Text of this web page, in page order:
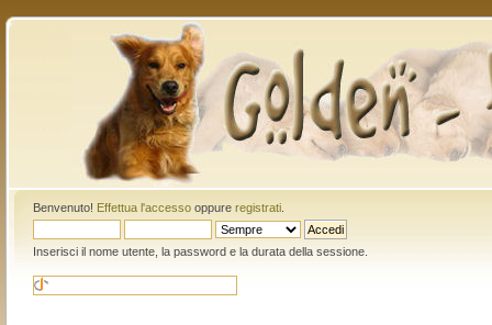
Benvenuto! Effettua l'accessooppure registrati.
Inserisci il nome utente, la password e la durata della sessione.